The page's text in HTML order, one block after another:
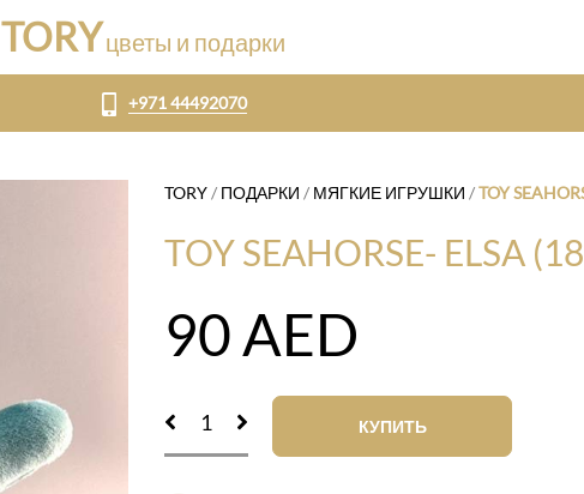
TORYцветы и подарки
+971 44492070
TORY/ ПОДАРКИ / МЯГКИЕ ИГРУШКИ /TOY
TOY SEAHORSE- ELSA
90AED
КУПИТЬ